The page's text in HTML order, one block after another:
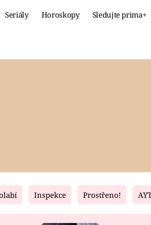
Seriály Horoskopy Sledujte prima+
Fresh
Inspekce Prostřeno!